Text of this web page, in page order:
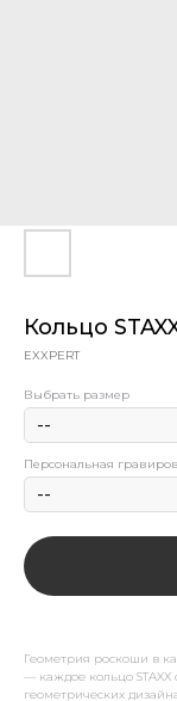
Кольцо
EXXPERT
Выбрать размер
Персональная
Геометрия роскоши в
— каждое кольцо STAXX
геометрических